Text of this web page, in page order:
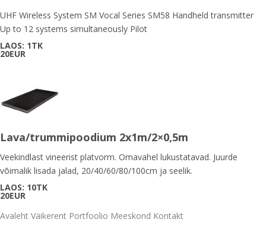
UHF Wireless System SM Vocal Series SM58 Handheld transmitter
Up to 12 systems simultaneously Pilot
LAOS: 1TK
20EUR
Lava/trummipoodium 2x1m/2×0,5m
Veekindlast vineerist platvorm. Omavahel lukustatavad. Juurde
võimalik lisada jalad, 20/40/60/80/100cm ja seelik.
LAOS: 10TK
20EUR
Avaleht Väikerent Portfoolio Meeskond Kontakt